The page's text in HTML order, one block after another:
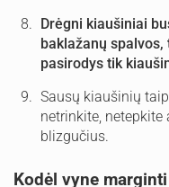
Drėgni kiaušiniai
baklažanų
pasirodys tik
Sausų kiaušinių
netrinkite,
blizgučius.
Kodėl vyne